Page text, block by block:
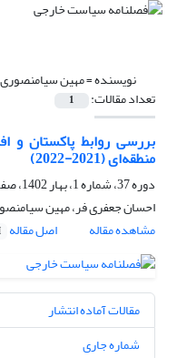
نویسنده =مهین سیامنصوری
تعداد مقالات: 1
بررسی روابط پاکستان و
منطقه‌ای (2021-2022)
دوره 37، شماره 1، بهار 1402، صفحه
احسان جعفری فر، مهین
مشاهده مقاله
اصل مقاله
مقالات آماده انتشار
شماره جاری